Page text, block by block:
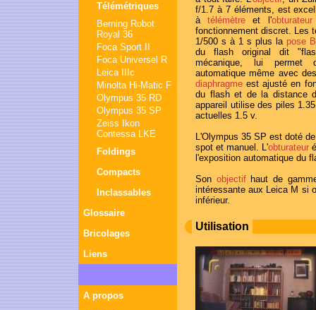
Télémétriques
Berning Robot
Royal 36
Foca Sport II
Foca Universel R
Leica IIIc
Minolta Hi-Matic F
Olympus 35 RD
Olympus 35 SP
Zeiss Ikon
Contessa LKE
Foldings
Compacts
Inclassables
Glossaire
Bricolages
Liens
A propos
f/1.7 à 7 éléments, est
àtélémètre et l'obturateur
fonctionnement discret. Les
1/500 s à 1 s plus la pose B
du flash original dit
mécanique, lui permet
automatique même avec
diaphragme est ajusté en
du flash et de la distance
appareil utilise des piles
actuelles 1.5 v.
L'Olympus 35 SP est doté
spot et manuel. L'obturateur
l'exposition automatique du
Son objectifhaut de
intéressante aux Leica M si
inférieur.
Utilisation